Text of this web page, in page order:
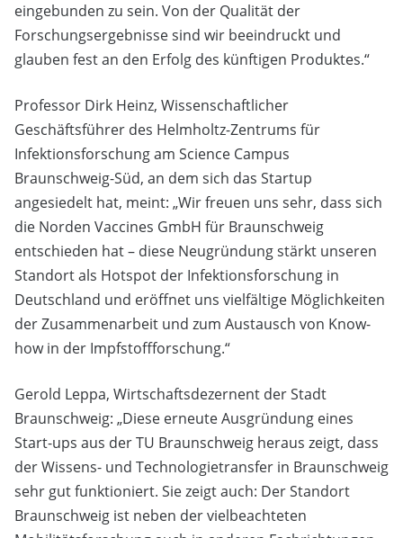
eingebunden zu sein. Von der Qualität der
Forschungsergebnisse sind wir beeindruckt und
glauben fest an den Erfolg des künftigen Produktes.“
Professor Dirk Heinz, Wissenschaftlicher
Geschäftsführer des Helmholtz-Zentrums für
Infektionsforschung am Science Campus
Braunschweig-Süd, an dem sich das Startup
angesiedelt hat, meint: „Wir freuen uns sehr, dass sich
die Norden Vaccines GmbH für Braunschweig
entschieden hat – diese Neugründung stärkt unseren
Standort als Hotspot der Infektionsforschung in
Deutschland und eröffnet uns vielfältige Möglichkeiten
der Zusammenarbeit und zum Austausch von Know-
how in der Impfstoffforschung.“
Gerold Leppa, Wirtschaftsdezernent der Stadt
Braunschweig: „Diese erneute Ausgründung eines
Start-ups aus der TU Braunschweig heraus zeigt, dass
der Wissens- und Technologietransfer in Braunschweig
sehr gut funktioniert. Sie zeigt auch: Der Standort
Braunschweig ist neben der vielbeachteten